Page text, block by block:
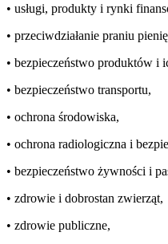
• usługi, produkty i rynki
• przeciwdziałanie praniu
• bezpieczeństwo produktów i
• bezpieczeństwo transportu,
• ochrona środowiska,
• ochrona radiologiczna i
• bezpieczeństwo żywności i
• zdrowie i dobrostan zwierząt,
• zdrowie publiczne,